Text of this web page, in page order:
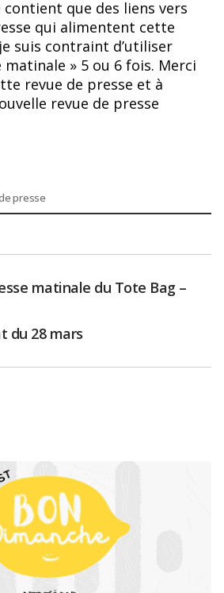
que des liens vers
qui alimentent cette
suis contraint d’utiliser
matinale » 5 ou 6 fois. Merci
revue de presse et à
revue de presse
presse
matinale du Tote Bag –
du 28 mars